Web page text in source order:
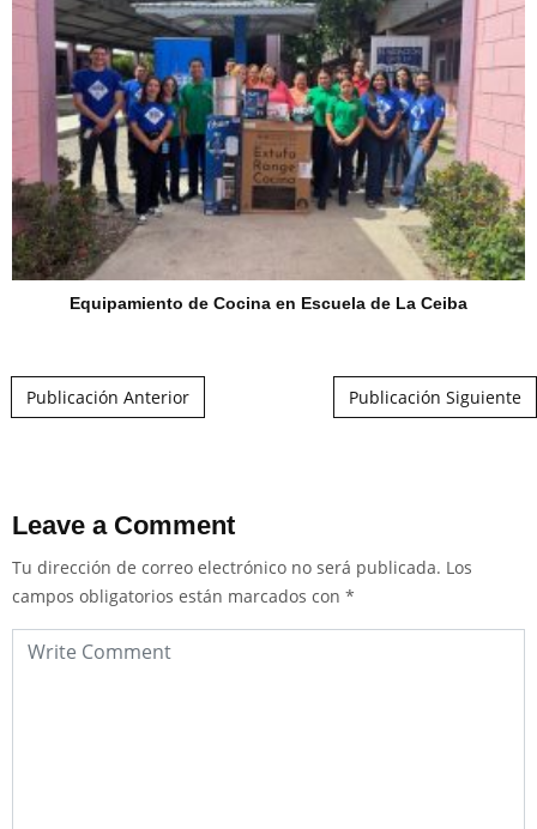
Equipamiento de Cocina en Escuela de La Ceiba
Publicación Anterior Publicación Siguiente
Leave a Comment
Tu dirección de correo electrónico no será publicada. Los
campos obligatorios están marcados con *